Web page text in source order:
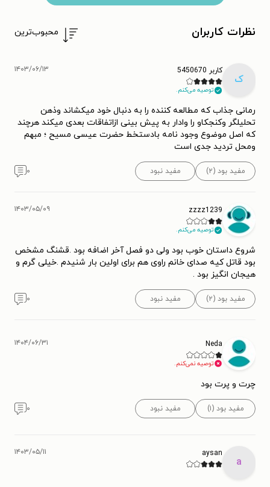
نظرات کاربران محبوب‌ترین
ک
کاربر 5450670
توصیه می‌کنم.
۱۴۰۳/۰۶/۱۳
رمانی جذاب که مطالعه کننده را به دنبال خود میکشاند وذهن
تحلیلگر وکنجکاو را وادار به پیش بینی ازاتفاقات بعدی میکند هرچند
که اصل موضوع وجود نامه بادستخط حضرت عیسی مسیح ؛ مبهم
ومحل تردید جدی است
مفید بود (۲) مفید نبود ۰
zzzz1239
توصیه می‌کنم.
۱۴۰۳/۰۵/۰۹
شروع داستان خوب بود ولی دو فصل آخر اضافه بود .قشنگ مشخص
بود قاتل کیه صدای خانم راوی هم برای اولین بار شنیدم .خیلی گرم و
هیجان انگیز بود .
مفید بود (۲) مفید نبود ۰
Neda
توصیه نمی‌کنم.
۱۴۰۴/۰۶/۳۱
چرت و پرت بود
مفید بود (۱) مفید نبود ۰
a
aysan ۱۴۰۳/۰۵/۱۱